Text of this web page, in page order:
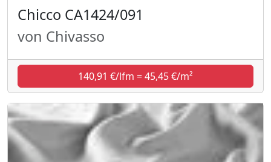
Chicco CA1424/091
von Chivasso
140,91 €/lfm = 45,45 €/m²